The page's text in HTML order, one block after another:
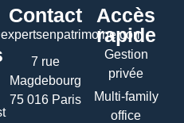
Contact
7 rue
Magdebourg
75 016 Paris
Accès
rapide
Gestion
privée
Multi-family
office